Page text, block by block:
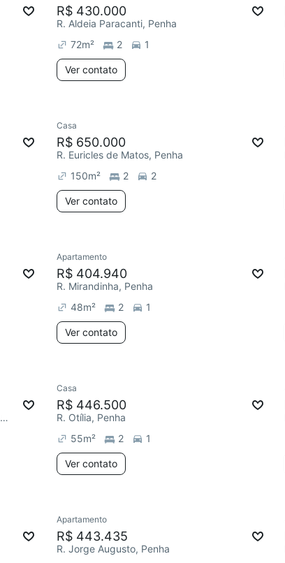
R$ 430.000
R. Aldeia Paracanti, Penha
72m² 2 1
Ver contato
Casa
R$ 650.000
R. Euricles de Matos, Penha
150m² 2 2
Ver contato
Apartamento
R$ 404.940
R. Mirandinha, Penha
48m² 2 1
Ver contato
Av. Condessa Elisabeth de Robiano, Penha
Casa
R$ 446.500
R. Otília, Penha
55m² 2 1
Ver contato
Apartamento
R$ 443.435
R. Jorge Augusto, Penha